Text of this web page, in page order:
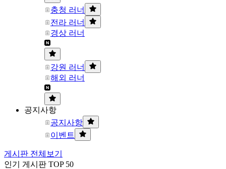
충청 러너
전라 러너
경상 러너
강원 러너
해외 러너
공지사항
공지사항
이벤트
게시판 전체보기
인기 게시판 TOP 50